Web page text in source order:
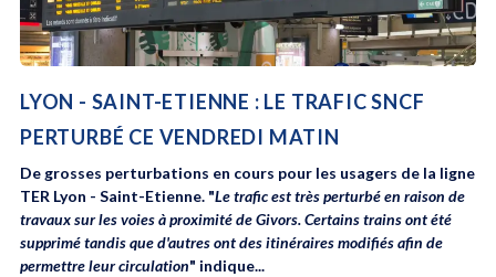
LYON - SAINT-ETIENNE : LE TRAFIC SNCF
PERTURBÉ CE VENDREDI MATIN
De grosses perturbations en cours pour les usagers de la ligne
TER Lyon - Saint-Etienne. "Le trafic est très perturbé en raison de
travaux sur les voies à proximité de Givors. Certains trains ont été
supprimé tandis que d'autres ont des itinéraires modifiés afin de
permettre leur circulation" indique...